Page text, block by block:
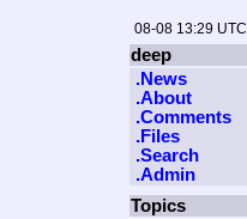
08-08 13:29 UTC
deep
.News
.About
.Comments
.Files
.Search
.Admin
Topics